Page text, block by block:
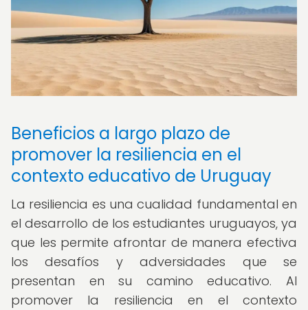
Beneficios a largo plazo de
promover la resiliencia en el
contexto educativo de Uruguay
La resiliencia es una cualidad fundamental en
el desarrollo de los estudiantes uruguayos, ya
que les permite afrontar de manera efectiva
los desafíos y adversidades que se
presentan en su camino educativo. Al
promover la resiliencia en el contexto